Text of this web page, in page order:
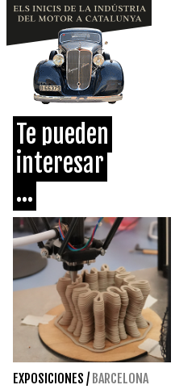
Te pueden
interesar
...
EXPOSICIONES / BARCELONA